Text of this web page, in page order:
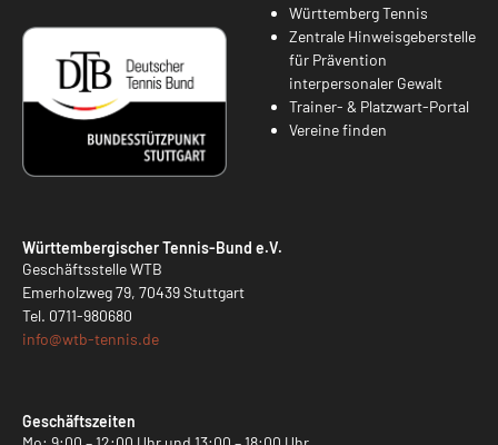
Württemberg Tennis
Zentrale Hinweisgeberstelle
für Prävention
interpersonaler Gewalt
Trainer- & Platzwart-Portal
Vereine finden
Württembergischer Tennis-Bund e.V.
Geschäftsstelle WTB
Emerholzweg 79, 70439 Stuttgart
Tel. 0711-980680
info@wtb-tennis.de
Geschäftszeiten